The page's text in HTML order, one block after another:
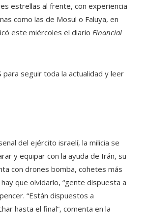
estrellas al frente, con experiencia
como las de Mosul o Faluya, en
este miércoles el diario Financial
para seguir toda la actualidad y leer
del ejército israelí, la milicia se
y equipar con la ayuda de Irán, su
con drones bomba, cohetes más
que olvidarlo, “gente dispuesta a
“Están dispuestos a
hasta el final”, comenta en la